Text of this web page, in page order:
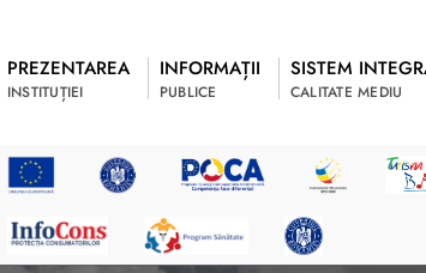
PREZENTAREA
INSTITUȚIEI
INFORMAȚII
PUBLICE
SISTEM
CALITATE MEDIU